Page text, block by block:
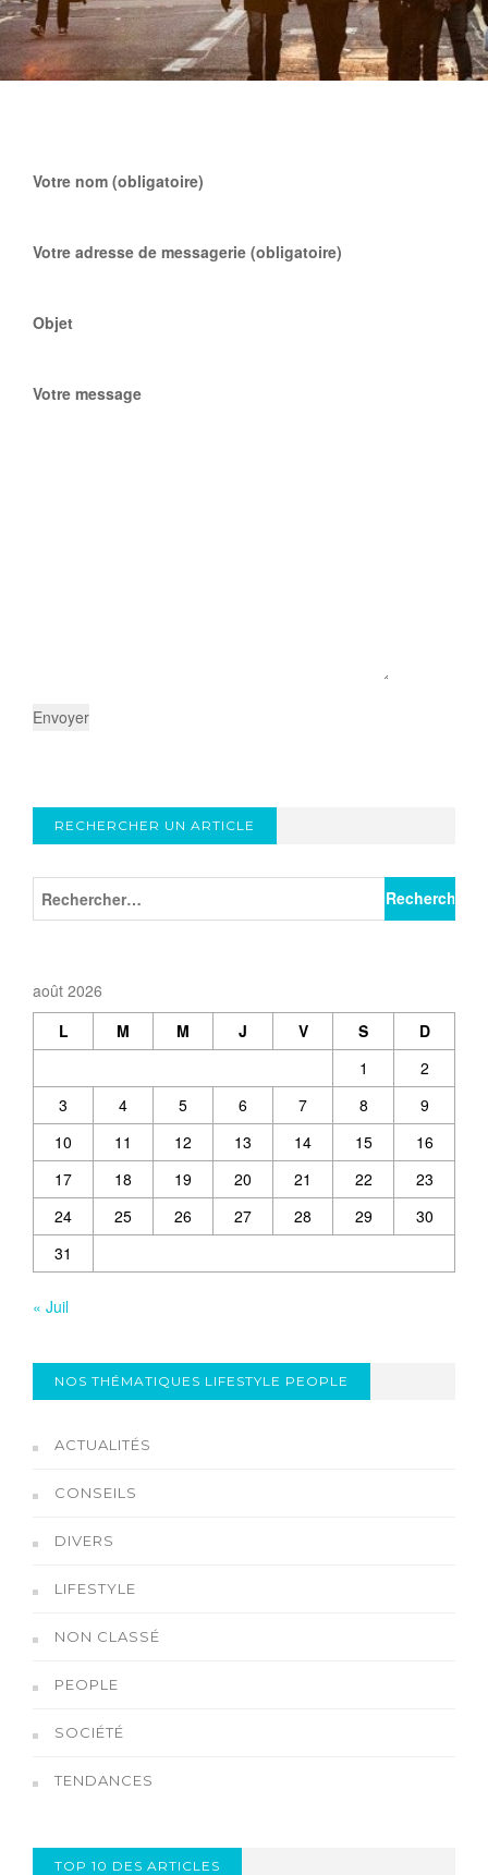
Votre nom (obligatoire)
Votre adresse de messagerie (obligatoire)
Objet
Votre message
RECHERCHER UN ARTICLE
août 2026
L
M M J V S
D
1
2
3
4 5 6 7 8
9
10
11 12 13 14 15
16
17
18 19 20 21 22
23
24
25 26 27 28 29
30
31
« Juil
NOS THÉMATIQUES LIFESTYLE PEOPLE
ACTUALITÉS
CONSEILS
DIVERS
LIFESTYLE
NON CLASSÉ
PEOPLE
SOCIÉTÉ
TENDANCES
TOP 10 DES ARTICLES